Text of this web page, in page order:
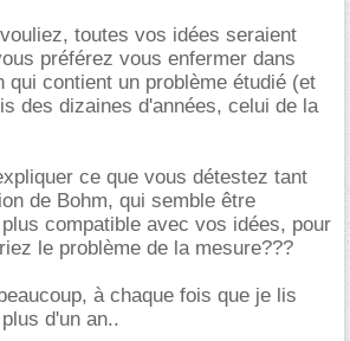
toutes vos idées seraient
préférez vous enfermer dans
qui contient un problème étudié (et
des dizaines d'années, celui de la
ce que vous détestez tant
de Bohm, qui semble être
compatible avec vos idées, pour
le problème de la mesure???
à chaque fois que je lis
d'un an..